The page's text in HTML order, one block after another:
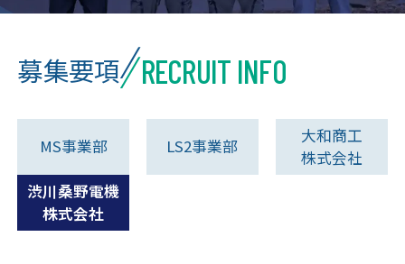
募集要項 RECRUIT INFO
MS事業部 LS2事業部
大和商工
株式会社
渋川桑野電機
株式会社